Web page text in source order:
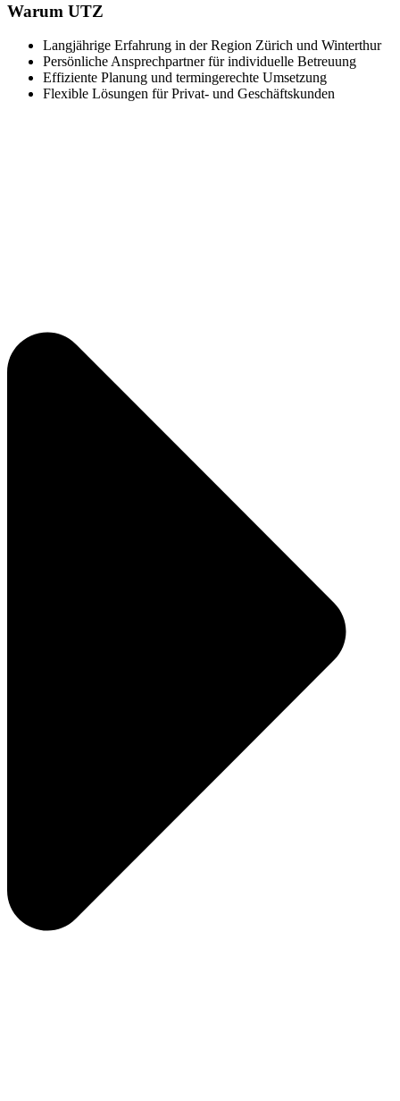
Warum UTZ
Langjährige Erfahrung in der Region Zürich und Winterthur
Persönliche Ansprechpartner für individuelle Betreuung
Effiziente Planung und termingerechte Umsetzung
Flexible Lösungen für Privat- und Geschäftskunden